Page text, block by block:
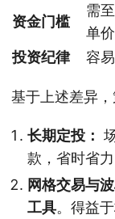
资金门槛
需
单
投资纪律 容
基于上述差异
长期定投：
款，省时省
网格交易与
工具。得益